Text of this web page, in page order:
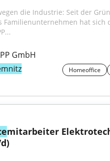
die Industrie: Seit der
Familienunternehmen hat sich
GmbH
Homeoffice
mitarbeiter